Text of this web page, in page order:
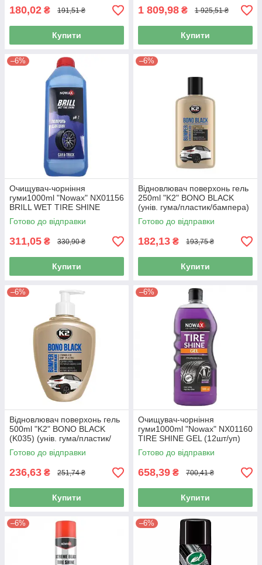
180,02 ₴ 191,51 ₴
Купити
1 809,98 ₴ 1 925,51 ₴
Купити
–6%
Очищувач-чорніння
гуми1000ml "Nowax" NX01156
BRILL WET TIRE SHINE
концентрат 1:1
Готово до відправки
311,05 ₴ 330,90 ₴
Купити
–6%
Відновлювач поверхонь гель
250ml "K2" BONO BLACK
(унів. гума/пластик/бампера)
K030N (12ящ)
Готово до відправки
182,13 ₴ 193,75 ₴
Купити
–6%
Відновлювач поверхонь гель
500ml "K2" BONO BLACK
(K035) (унів. гума/пластик/
бампера) (12ящ)
Готово до відправки
236,63 ₴ 251,74 ₴
Купити
–6%
Очищувач-чорніння
гуми1000ml "Nowax" NX01160
TIRE SHINE GEL (12шт/уп)
Готово до відправки
658,39 ₴ 700,41 ₴
Купити
–6% –6%